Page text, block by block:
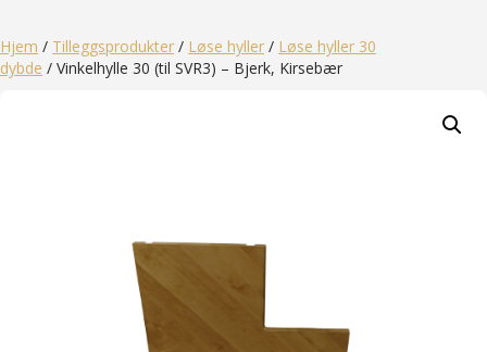
Hjem / Tilleggsprodukter / Løse hyller / Løse hyller 30
dybde / Vinkelhylle 30 (til SVR3) – Bjerk, Kirsebær